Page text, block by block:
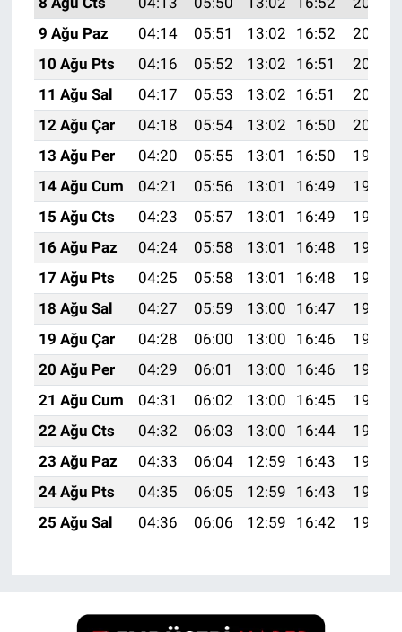
9 Ağu Paz
04:14 05:51 13:02 16:52
20:03
10 Ağu Pts
04:16 05:52 13:02 16:51
20:02
11 Ağu Sal
04:17 05:53 13:02 16:51
20:01
12 Ağu Çar
04:18 05:54 13:02 16:50
20:00
13 Ağu Per
04:20 05:55 13:01 16:50
19:58
14 Ağu Cum
04:21 05:56 13:01 16:49
19:57
15 Ağu Cts
04:23 05:57 13:01 16:49
19:56
16 Ağu Paz
04:24 05:58 13:01 16:48
19:54
17 Ağu Pts
04:25 05:58 13:01 16:48
19:53
18 Ağu Sal
04:27 05:59 13:00 16:47
19:52
19 Ağu Çar
04:28 06:00 13:00 16:46
19:50
20 Ağu Per
04:29 06:01 13:00 16:46
19:49
21 Ağu Cum
04:31 06:02 13:00 16:45
19:47
22 Ağu Cts
04:32 06:03 13:00 16:44
19:46
23 Ağu Paz
04:33 06:04 12:59 16:43
19:45
24 Ağu Pts
04:35 06:05 12:59 16:43
19:43
25 Ağu Sal
04:36 06:06 12:59 16:42 19:42